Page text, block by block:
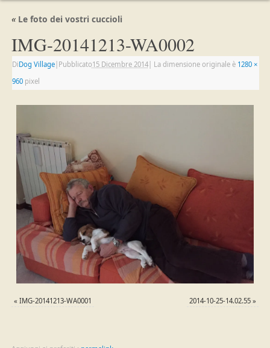
«Le foto dei vostri cuccioli
IMG-20141213-WA0002
DiDog Village| Pubblicato15 Dicembre 2014| La dimensione originale è 1280 ×
960pixel
« IMG-20141213-WA0001 2014-10-25-14.02.55 »